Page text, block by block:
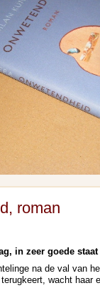
roman
in zeer goede staat
na de val van
wacht haar